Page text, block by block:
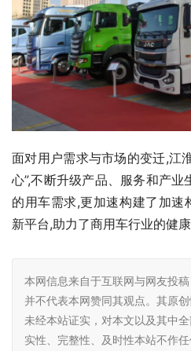
面对用户需求与市场的变迁,江
心”,不断升级产品、服务和产
的用车需求,更加速构建了加速
新平台,助力了商用车行业的健康
本网信息来自于互联网与网友投
并不代表本网赞同其观点。其原
未经本站证实，对本文以及其中
实性、完整性、及时性本站不作